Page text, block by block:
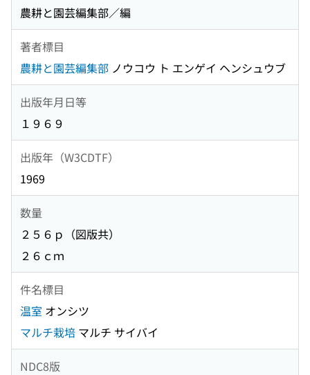
農耕と園芸編集部／編
著者標目
農耕と園芸編集部 ノウコウ ト エンゲイ ヘンシュウブ
出版年月日等
１９６９
出版年（W3CDTF）
1969
数量
２５６ｐ（図版共）
２６ｃｍ
件名標目
温室 オンシツ
マルチ栽培 マルチ サイバイ
NDC8版